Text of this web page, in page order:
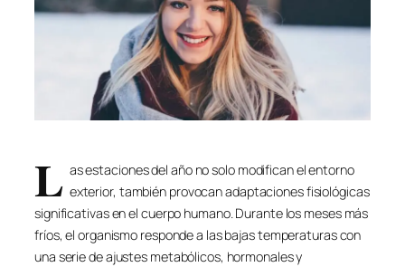
L as estaciones del año no solo modifican el entorno
exterior, también provocan adaptaciones fisiológicas
significativas en el cuerpo humano. Durante los meses más
fríos, el organismo responde a las bajas temperaturas con
una serie de ajustes metabólicos, hormonales y